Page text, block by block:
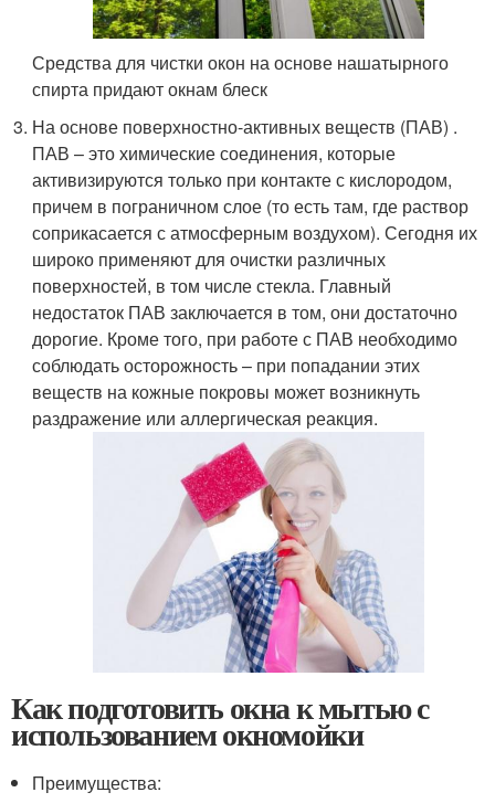
Средства для чистки окон на основе нашатырного
спирта придают окнам блеск
На основе поверхностно-активных веществ (ПАВ) .
ПАВ – это химические соединения, которые
активизируются только при контакте с кислородом,
причем в пограничном слое (то есть там, где раствор
соприкасается с атмосферным воздухом). Сегодня их
широко применяют для очистки различных
поверхностей, в том числе стекла. Главный
недостаток ПАВ заключается в том, они достаточно
дорогие. Кроме того, при работе с ПАВ необходимо
соблюдать осторожность – при попадании этих
веществ на кожные покровы может возникнуть
раздражение или аллергическая реакция.
Как подготовить окна к мытью с
использованием окномойки
Преимущества: